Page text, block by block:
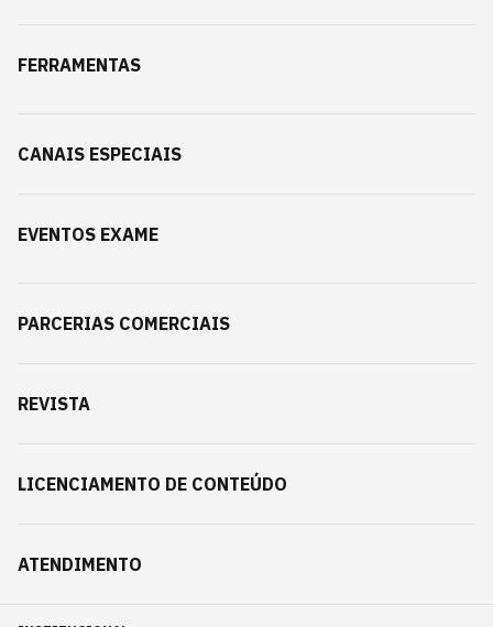
FERRAMENTAS
CANAIS ESPECIAIS
EVENTOS EXAME
PARCERIAS COMERCIAIS
REVISTA
LICENCIAMENTO DE CONTEÚDO
ATENDIMENTO